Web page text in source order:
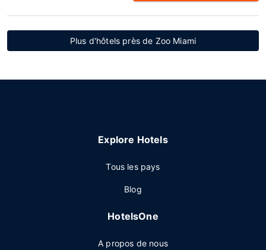
Plus d'hôtels près de Zoo Miami
Explore Hotels
Tous les pays
Blog
HotelsOne
A propos de nous